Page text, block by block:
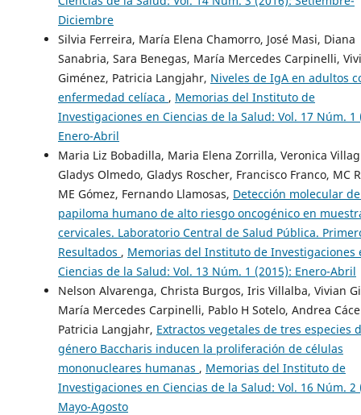
Diciembre
Silvia Ferreira, María Elena Chamorro, José Masi, Diana
Sanabria, Sara Benegas, María Mercedes Carpinelli,
Giménez, Patricia Langjahr, Niveles de IgA en adultos
enfermedad celíaca , Memorias del Instituto de
Investigaciones en Ciencias de la Salud: Vol. 17 Núm. 1
Enero-Abril
Maria Liz Bobadilla, Maria Elena Zorrilla, Veronica
Gladys Olmedo, Gladys Roscher, Francisco Franco, MC
ME Gómez, Fernando Llamosas, Detección molecular
papiloma humano de alto riesgo oncogénico en
cervicales. Laboratorio Central de Salud Pública.
Resultados , Memorias del Instituto de Investigaciones
Ciencias de la Salud: Vol. 13 Núm. 1 (2015): Enero-Abril
Nelson Alvarenga, Christa Burgos, Iris Villalba, Vivian
María Mercedes Carpinelli, Pablo H Sotelo, Andrea
Patricia Langjahr, Extractos vegetales de tres especies
género Baccharis inducen la proliferación de células
mononucleares humanas , Memorias del Instituto de
Investigaciones en Ciencias de la Salud: Vol. 16 Núm. 2
Mayo-Agosto